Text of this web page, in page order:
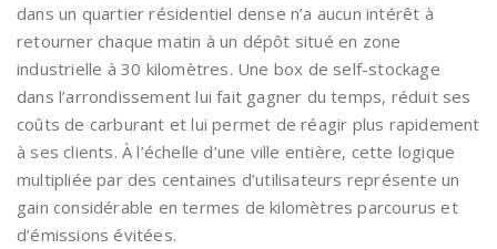
dans un quartier résidentiel dense n’a aucun intérêt à
retourner chaque matin à un dépôt situé en zone
industrielle à 30 kilomètres. Une box de self-stockage
dans l’arrondissement lui fait gagner du temps, réduit ses
coûts de carburant et lui permet de réagir plus rapidement
à ses clients. À l’échelle d’une ville entière, cette logique
multipliée par des centaines d’utilisateurs représente un
gain considérable en termes de kilomètres parcourus et
d’émissions évitées.